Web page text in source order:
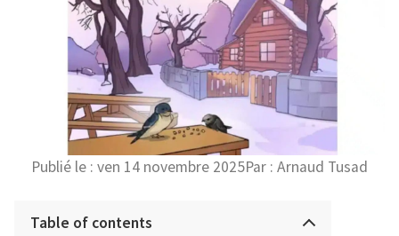
Publié le : ven 14 novembre 2025Par : Arnaud Tusad
Table of contents